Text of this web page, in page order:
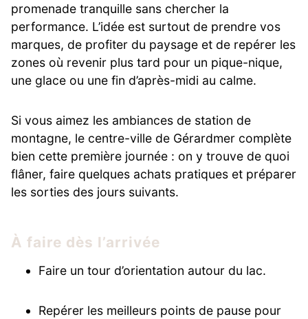
promenade tranquille sans chercher la
performance. L’idée est surtout de prendre vos
marques, de profiter du paysage et de repérer les
zones où revenir plus tard pour un pique-nique,
une glace ou une fin d’après-midi au calme.
Si vous aimez les ambiances de station de
montagne, le centre-ville de Gérardmer complète
bien cette première journée : on y trouve de quoi
flâner, faire quelques achats pratiques et préparer
les sorties des jours suivants.
À faire dès l’arrivée
Faire un tour d’orientation autour du lac.
Repérer les meilleurs points de pause pour